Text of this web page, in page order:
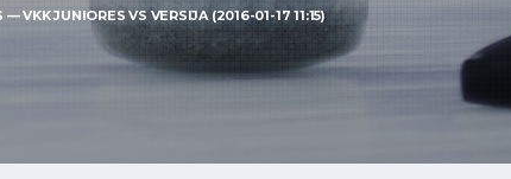
VKK JUNIORES VS VERSIJA (2016-01-17 11:15)